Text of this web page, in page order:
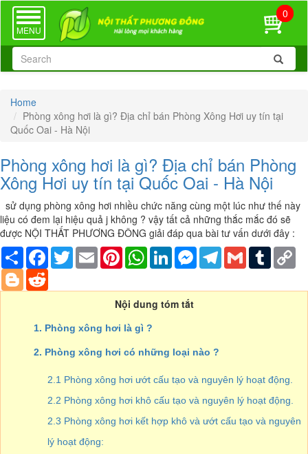
TOGGLE
NAVIGATION
MENU
0
Home
Phòng xông hơi là gì? Địa chỉ bán Phòng Xông Hơi uy tín tại
Quốc Oai - Hà Nội
Phòng xông hơi là gì? Địa chỉ bán Phòng
Xông Hơi uy tín tại Quốc Oai - Hà Nội
sử dụng phòng xông hơi nhiều chức năng cùng một lúc như thế này
liệu có đem lại hiệu quả j không ? vậy tất cả những thắc mắc đó sẽ
được NỘI THẤT PHƯƠNG ĐÔNG giải đáp qua bài tư vấn dưới đây :
Share Facebook
TwitterEmail PinterestWhatsAppLinkedInMessengerTelegram
Gmail Tumblr
Blogger
Nội dung tóm tắt
1. Phòng xông hơi là gì ?
2. Phòng xông hơi có những loại nào ?
2.1 Phòng xông hơi ướt cấu tạo và nguyên lý hoạt động.
2.2 Phòng xông hơi khô cấu tạo và nguyên lý hoạt động.
2.3 Phòng xông hơi kết hợp khô và ướt cấu tạo và nguyên
lý hoạt động: